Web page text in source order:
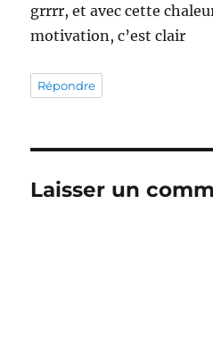
grrrr, et avec cette
motivation, c’est clair
Répondre
Laisser un